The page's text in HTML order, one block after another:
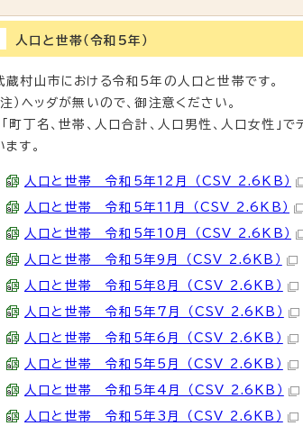
人口と世帯（令和5年）
蔵村山市における令和5年の人口と世帯です。
注）ヘッダが無いので、御注意ください。
「町丁名、世帯、人口合計、人口男性、人口女性」
ます。
人口と世帯 令和5年12月 （CSV 2.6KB）
人口と世帯 令和5年11月 （CSV 2.6KB）
人口と世帯 令和5年10月 （CSV 2.6KB）
人口と世帯 令和5年9月 （CSV 2.6KB）
人口と世帯 令和5年8月 （CSV 2.6KB）
人口と世帯 令和5年7月 （CSV 2.6KB）
人口と世帯 令和5年6月 （CSV 2.6KB）
人口と世帯 令和5年5月 （CSV 2.6KB）
人口と世帯 令和5年4月 （CSV 2.6KB）
人口と世帯 令和5年3月 （CSV 2.6KB）